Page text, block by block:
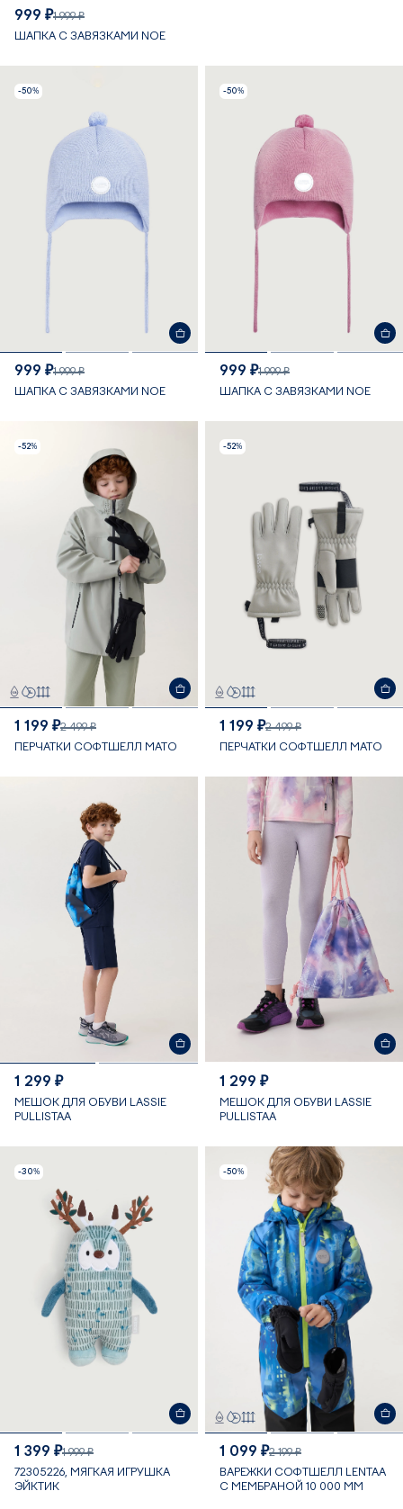
999 ₽1 999 ₽
ШАПКА С ЗАВЯЗКАМИ NOE
-50%
999 ₽1 999 ₽
ШАПКА С ЗАВЯЗКАМИ NOE
-50%
999 ₽1 999 ₽
ШАПКА С ЗАВЯЗКАМИ NOE
-52%
1 199 ₽2 499 ₽
ПЕРЧАТКИ СОФТШЕЛЛ MATO
-52%
1 199 ₽2 499 ₽
ПЕРЧАТКИ СОФТШЕЛЛ MATO
1 299 ₽
МЕШОК ДЛЯ ОБУВИ LASSIE
PULLISTAA
1 299 ₽
МЕШОК ДЛЯ ОБУВИ LASSIE
PULLISTAA
-30%
1 399 ₽1 999 ₽
72305226, МЯГКАЯ ИГРУШКА
ЭЙКТИК
-50%
1 099 ₽2 199 ₽
ВАРЕЖКИ СОФТШЕЛЛ LENTAA
С МЕМБРАНОЙ 10 000 ММ